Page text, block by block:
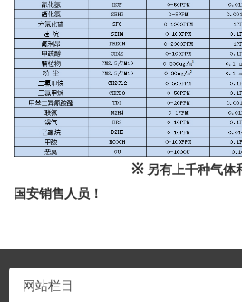
※ 另有上千种气体
国安销售人员！
网站栏目